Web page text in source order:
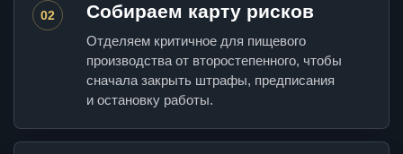
02 Собираем карту рисков
Отделяем критичное для пищевого
производства от второстепенного, чтобы
сначала закрыть штрафы, предписания
и остановку работы.